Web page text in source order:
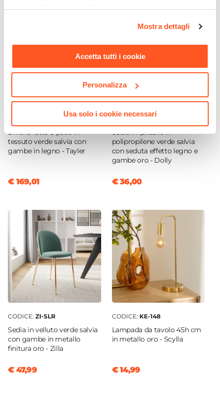
momento. Per maggiori informazioni si invita a leggere la
Mostra dettagli
Accetta tutti i cookie
Personalizza
Usa solo i cookie necessari
Forma
Materiale Piano
Materiale Struttura
Legno MDF
Colore Piano
Verde scuro
Colore Struttura
Effetto
Divano letto 3 posti in
tessuto verde salvia con
gambe in legno - Tayler
€ 169,01
CODICE:DL-RRL
Sedia impilabile in
polipropilene verde salvia
con seduta effetto legno e
gambe oro - Dolly
€ 36,00
CODICE: ZI-SLR
Sedia in velluto verde salvia
con gambe in metallo
finitura oro - Zilla
€ 47,99
CODICE: KE-148
Lampada da tavolo 45h cm
in metallo oro - Scylla
€ 14,99